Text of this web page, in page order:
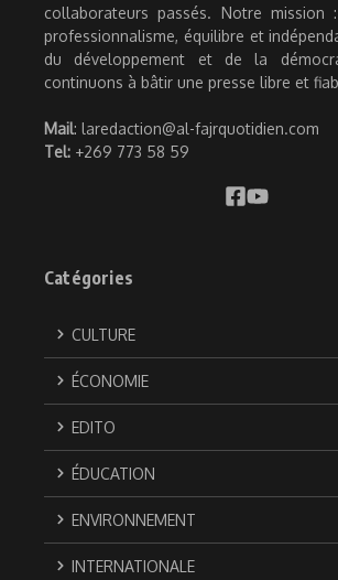
collaborateurs passés. Notre mission
professionnalisme, équilibre et
du développement et de la
continuons à bâtir une presse libre et
Mail: laredaction@al-fajrquotidien.com
Tel: +269 773 58 59
Catégories
CULTURE
ÉCONOMIE
EDITO
ÉDUCATION
ENVIRONNEMENT
INTERNATIONALE